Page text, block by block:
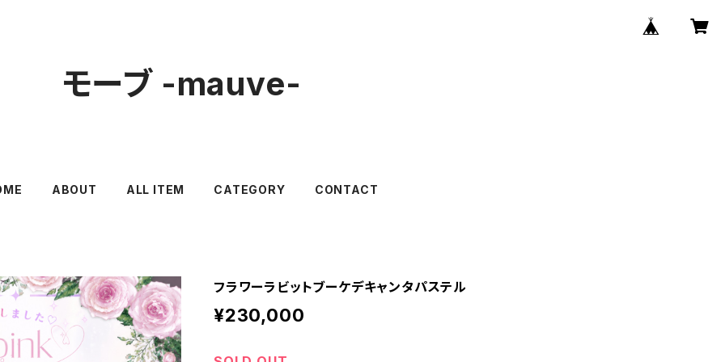
モーブ -mauve-
ABOUT ALL ITEM CATEGORY CONTACT
フラワーラビットブーケデキャンタパステル
¥230,000